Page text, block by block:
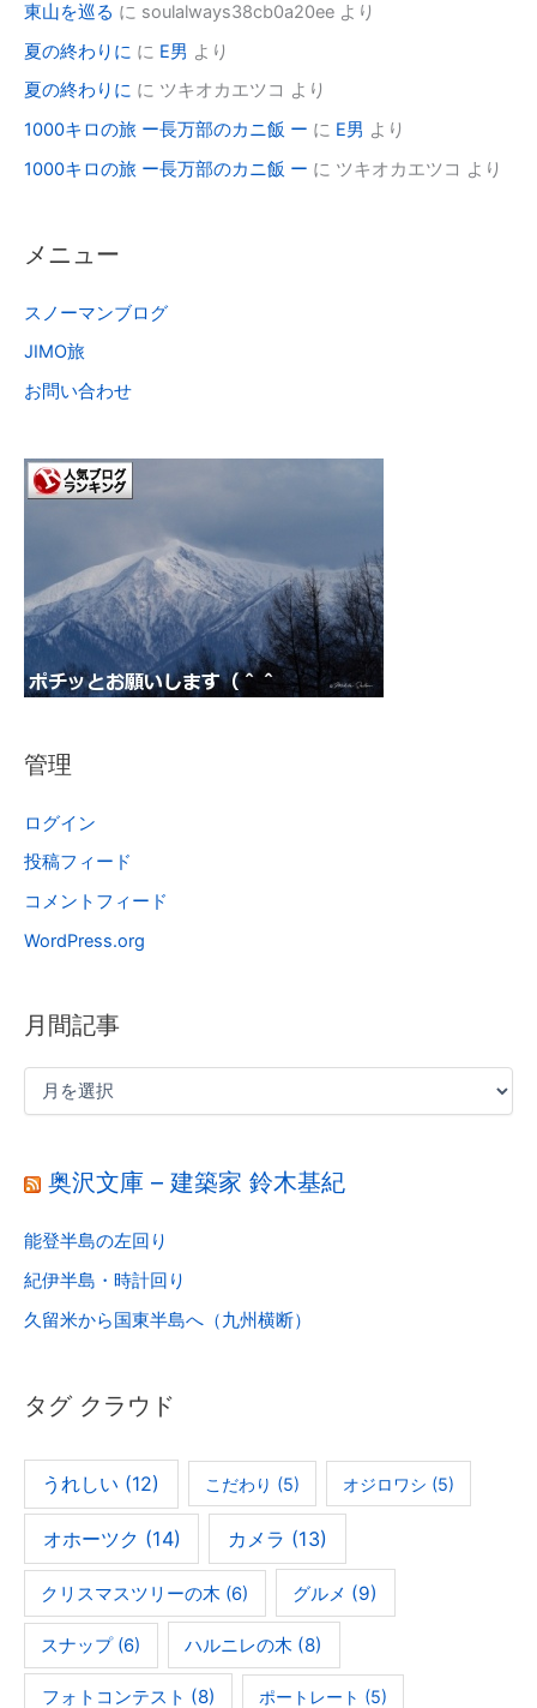
東山を巡る に soulalways38cb0a20ee より
夏の終わりに に E男 より
夏の終わりに に ツキオカエツコ より
1000キロの旅 ー長万部のカニ飯 ー に E男 より
1000キロの旅 ー長万部のカニ飯 ー に ツキオカエツコ より
メニュー
スノーマンブログ
JIMO旅
お問い合わせ
管理
ログイン
投稿フィード
コメントフィード
WordPress.org
月間記事
奥沢文庫 – 建築家 鈴木基紀
能登半島の左回り
紀伊半島・時計回り
久留米から国東半島へ（九州横断）
タグ クラウド
うれしい (12) こだわり (5) オジロワシ (5)
オホーツク (14) カメラ (13)
クリスマスツリーの木 (6) グルメ (9)
スナップ(6) ハルニレの木 (8)
フォトコンテスト (8) ポートレート (5)